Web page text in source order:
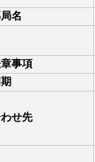
名
事項
せ先